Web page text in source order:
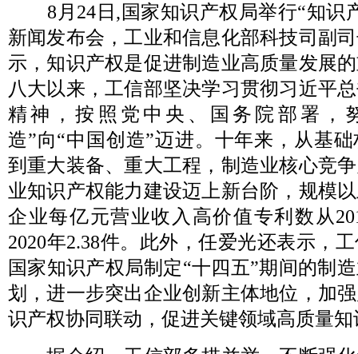
8月24日,国家知识产权局举行“知识
新闻发布会，工业和信息化部科技司副
示，知识产权是促进制造业高质量发展
八大以来，工信部坚决学习贯彻习近平
精神，按照党中央、国务院部署，
造”向“中国创造”迈进。十年来，从基
到重大装备、重大工程，制造业核心竞
业知识产权能力建设迈上新台阶，规模
企业每亿元营业收入高价值专利数从
2020年2.38件。此外，任爱光还表示，
国家知识产权局制定“十四五”期间的制
划，进一步突出企业创新主体地位，加
识产权协同联动，促进关键领域高质量